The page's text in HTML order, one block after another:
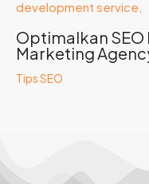
Optimalkan
Marketing
Tips SEO